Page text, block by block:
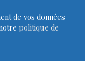
de vos données
politique de